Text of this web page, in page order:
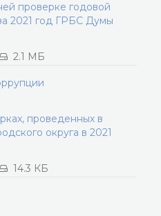
проверке годовой
2021 год ГРБС Думы
2.1 МБ
проведенных в
округа в 2021
14.3 КБ